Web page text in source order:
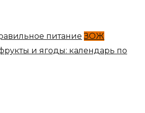
питание ЗОЖ
и ягоды: календарь по